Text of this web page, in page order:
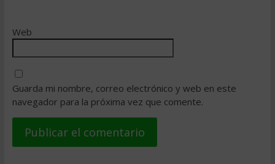
Web
Guarda mi nombre, correo electrónico y web en este
navegador para la próxima vez que comente.